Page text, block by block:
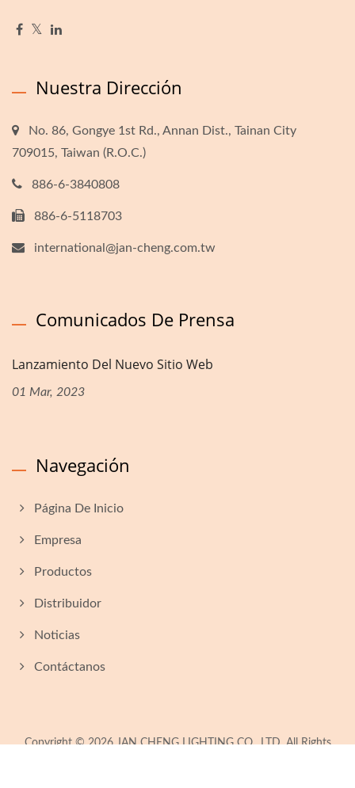
Nuestra Dirección
No. 86, Gongye 1st Rd., Annan Dist., Tainan City
709015, Taiwan (R.O.C.)
886-6-3840808
886-6-5118703
international@jan-cheng.com.tw
Comunicados De Prensa
Lanzamiento Del Nuevo Sitio Web
01 Mar, 2023
Navegación
Página De Inicio
Empresa
Productos
Distribuidor
Noticias
Contáctanos
Copyright © 2026JAN CHENG LIGHTING CO., LTD.All Rights